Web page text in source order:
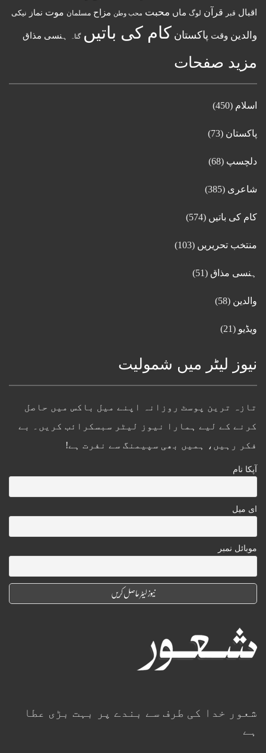
اقبال قبر قرآن لوگ ماں محبت محب وطن مزاح مسلمان موت نماز نیکی
والدین وقت پاکستان کام کی باتیں گناہ ہنسی مذاق
مزید صفحات
اسلام (450)
پاکستان (73)
دلچسپ (68)
شاعری (385)
کام کی باتیں (574)
منتخب تحریریں (103)
ہنسی مذاق (51)
والدین (58)
ویڈیو (21)
نیوز لیٹر میں شمولیت
تازہ ترین پوسٹ روزانہ اپنے میل باکس میں حاصل
کرنے کے لیے ہمارا نیوز لیٹر سبسکرائب کریں۔ بے
فکر رہیں، ہمیں بھی سپیمنگ سے نفرت ہے!
آپکا نام
ای میل
موبائل نمبر
شعور خدا کی طرف سے بندے پر بہت بڑی عطا
ہے